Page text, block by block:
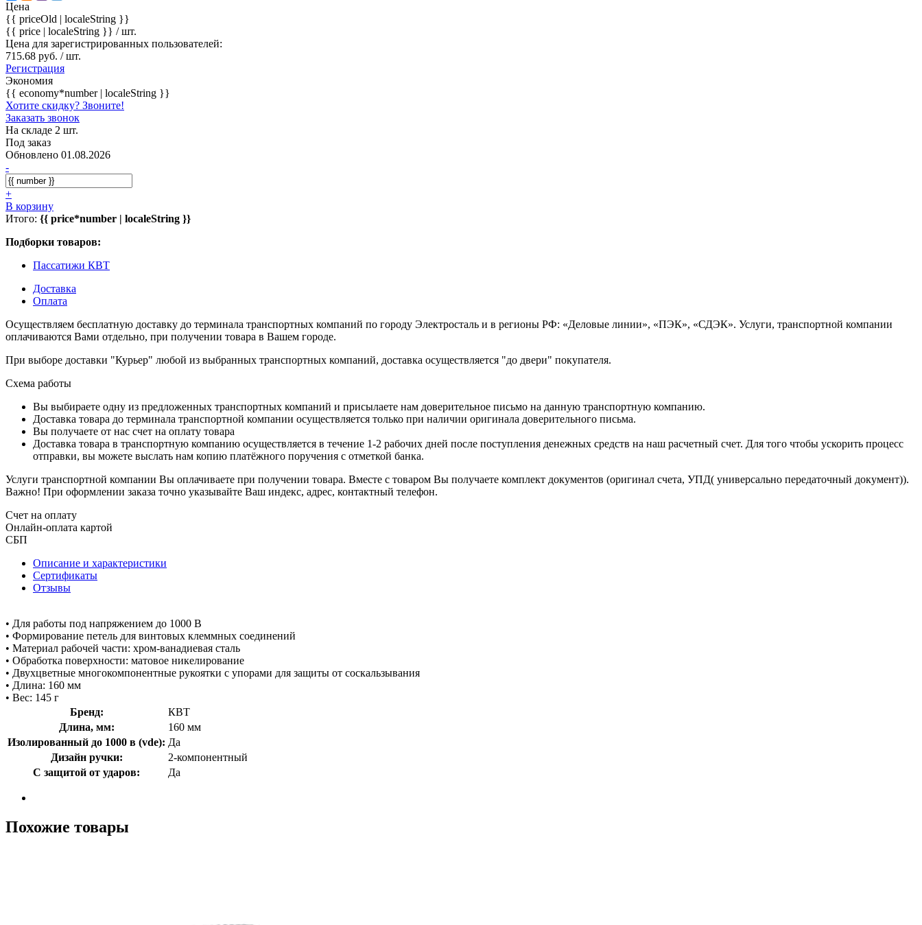
Цена
{{ priceOld | localeString }}
{{ price | localeString }} / шт.
Цена для зарегистрированных пользователей:
715.68 руб. / шт.
Регистрация
Экономия
{{ economy*number | localeString }}
Хотите скидку? Звоните!
Заказать звонок
На складе 2 шт.
Под заказ
Обновлено 01.08.2026
-
+
В корзину
Итого: {{ price*number | localeString }}
Подборки товаров:
Пассатижи КВТ
Доставка
Оплата
Осуществляем бесплатную доставку до терминала транспортных компаний по городу Электросталь и в регионы РФ: «Деловые линии», «ПЭК», «СДЭК». Услуги, транспортной компании
оплачиваются Вами отдельно, при получении товара в Вашем городе.
При выборе доставки "Курьер" любой из выбранных транспортных компаний, доставка осуществляется "до двери" покупателя.
Схема работы
Вы выбираете одну из предложенных транспортных компаний и присылаете нам доверительное письмо на данную транспортную компанию.
Доставка товара до терминала транспортной компании осуществляется только при наличии оригинала доверительного письма.
Вы получаете от нас счет на оплату товара
Доставка товара в транспортную компанию осуществляется в течение 1-2 рабочих дней после поступления денежных средств на наш расчетный счет. Для того чтобы ускорить процесс
отправки, вы можете выслать нам копию платёжного поручения с отметкой банка.
Услуги транспортной компании Вы оплачиваете при получении товара. Вместе с товаром Вы получаете комплект документов (оригинал счета, УПД( универсально передаточный документ)).
Важно! При оформлении заказа точно указывайте Ваш индекс, адрес, контактный телефон.
Счет на оплату
Онлайн-оплата картой
СБП
Описание и характеристики
Сертификаты
Отзывы
• Для работы под напряжением до 1000 В
• Формирование петель для винтовых клеммных соединений
• Материал рабочей части: хром-ванадиевая сталь
• Обработка поверхности: матовое никелирование
• Двухцветные многокомпонентные рукоятки с упорами для защиты от соскальзывания
• Длина: 160 мм
• Вес: 145 г
Бренд:
КВТ
Длина, мм:
160 мм
Изолированный до 1000 в (vde): Да
Дизайн ручки:
2-компонентный
С защитой от ударов:
Да
Похожие товары